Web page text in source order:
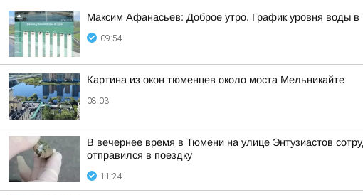
Максим Афанасьев: Доброе утро. График уровня воды в
09:54
Картина из окон тюменцев около моста Мельникайте
08:03
В вечернее время в Тюмени на улице Энтузиастов
отправился в поездку
11:24